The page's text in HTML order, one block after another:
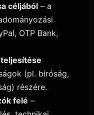
céljából – a
OTP Bank,
(pl. bíróság,
részére.
felé –